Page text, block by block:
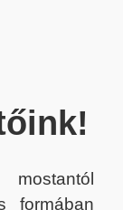
formában